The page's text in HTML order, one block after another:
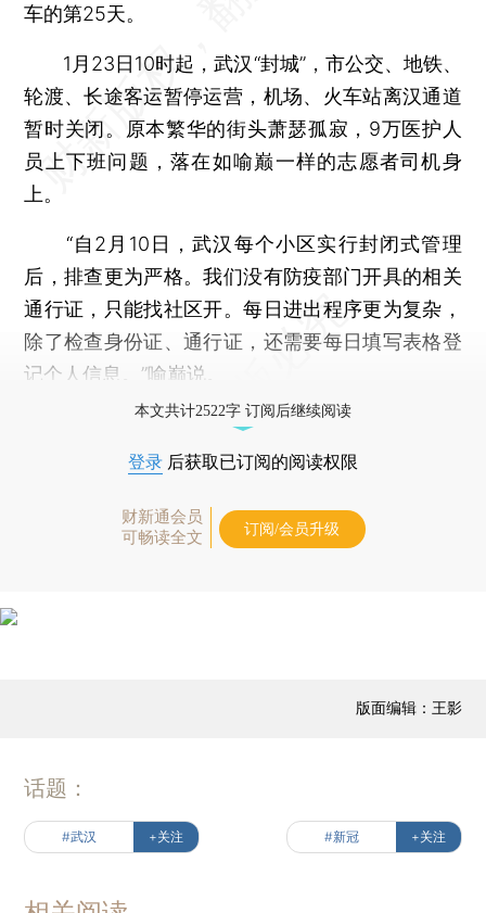
车的第25天。
1月23日10时起，武汉“封城”，市公交、地铁、
轮渡、长途客运暂停运营，机场、火车站离汉通道
暂时关闭。原本繁华的街头萧瑟孤寂，9万医护人
员上下班问题，落在如喻巅一样的志愿者司机身
上。
“自2月10日，武汉每个小区实行封闭式管理
后，排查更为严格。我们没有防疫部门开具的相关
通行证，只能找社区开。每日进出程序更为复杂，
除了检查身份证、通行证，还需要每日填写表格登
记个人信息。”喻巅说。
本文共计2522字 订阅后继续阅读
登录 后获取已订阅的阅读权限
财新通会员
可畅读全文
订阅/会员升级
版面编辑：王影
话题：
#武汉 +关注 #新冠 +关注